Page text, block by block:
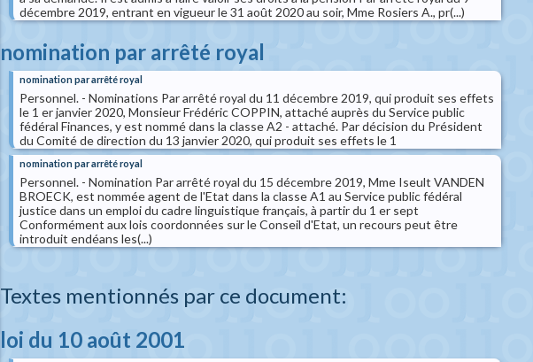
décembre 2019, entrant en vigueur le 31 août 2020 au soir, Mme Rosiers A., pr(...)
nomination par arrêté royal
nomination par arrêté royal
Personnel. - Nominations Par arrêté royal du 11 décembre 2019, qui produit ses effets
le 1 er janvier 2020, Monsieur Frédéric COPPIN, attaché auprès du Service public
fédéral Finances, y est nommé dans la classe A2 - attaché. Par décision du Président
du Comité de direction du 13 janvier 2020, qui produit ses effets le 1
nomination par arrêté royal
Personnel. - Nomination Par arrêté royal du 15 décembre 2019, Mme Iseult VANDEN
BROECK, est nommée agent de l'Etat dans la classe A1 au Service public fédéral
justice dans un emploi du cadre linguistique français, à partir du 1 er sept
Conformément aux lois coordonnées sur le Conseil d'Etat, un recours peut être
introduit endéans les(...)
Textes mentionnés par ce document:
loi du 10 août 2001